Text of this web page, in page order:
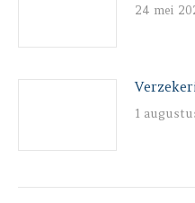
24 mei
1